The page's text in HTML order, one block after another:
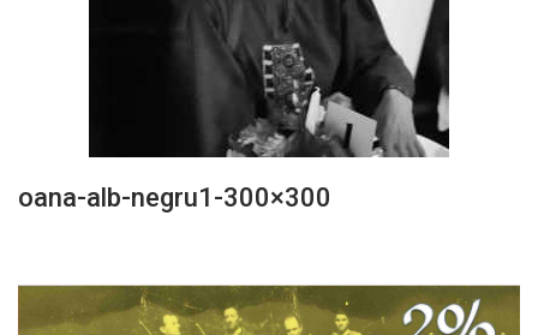
oana-alb-negru1-300×300